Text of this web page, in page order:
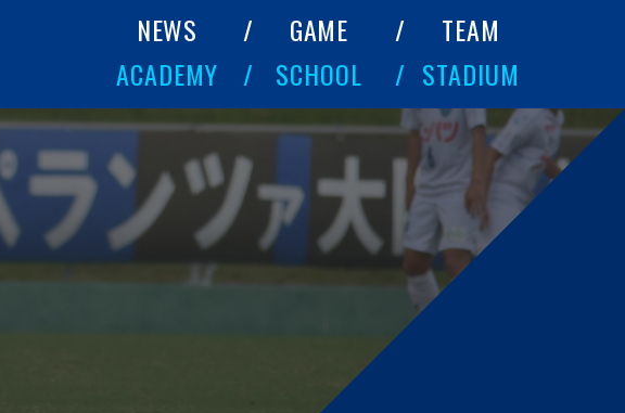
NEWS GAME
TEAM
ACADEMY
SCHOOL STADIUM